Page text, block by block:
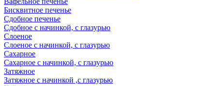
Бисквитное печенье
Сдобное печенье
Сдобное с начинкой, с глазурью
Слоеное
Слоеное с начинкой, с глазурью
Сахарное
Сахарное с начинкой, с глазурью
Затяжное
Затяжное с начинкой ,с глазурью